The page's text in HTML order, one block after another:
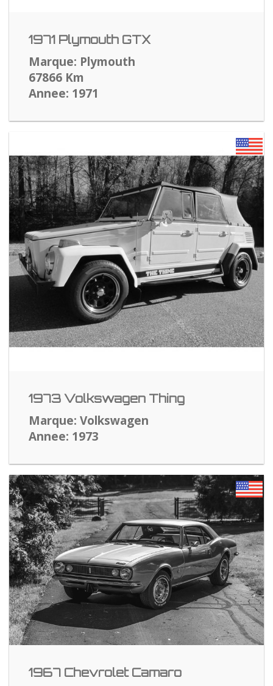
1971 Plymouth GTX
Marque: Plymouth
67866 Km
Annee: 1971
1973 Volkswagen Thing
Marque: Volkswagen
Annee: 1973
1967 Chevrolet Camaro